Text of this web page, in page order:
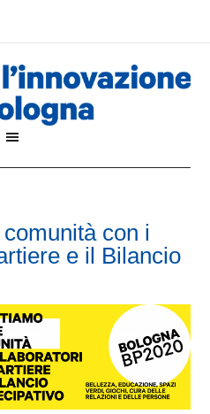
con i
e il Bilancio